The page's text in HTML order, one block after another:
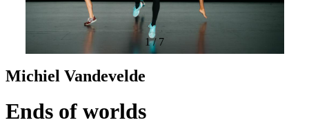
1/ 7
Michiel Vandevelde
Ends of worlds